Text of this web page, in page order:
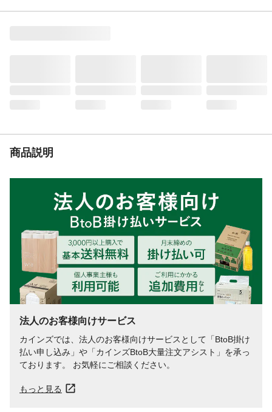
商品説明
法人のお客様向けサービス
カインズでは、法人のお客様向けサービスとして「BtoB掛け
払い申し込み」や「カインズBtoB大量注文アシスト」を承っ
ております。 お気軽にご相談ください。
もっと見る